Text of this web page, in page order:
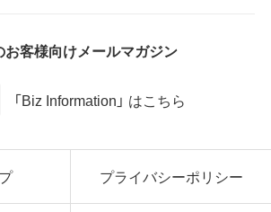
お客様向けメールマガジン
「Biz Information」 はこちら
プライバシーポリシー